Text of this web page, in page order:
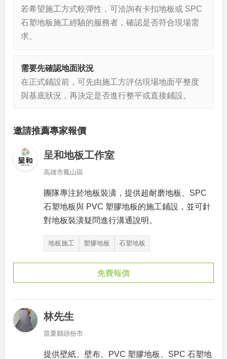
若希望施工方式較彈性，可洽詢有卡扣地板或 SPC
石塑地板施工經驗的服務者，確認是否符合現場需
求。
需要先確認地面狀況
在正式鋪設前，可先由施工方評估現場地面平整度
與基底狀況，再決定是否進行整平或直接鋪設。
邀請推薦專家報價
呈和地板工作室
高雄市鳳山區
團隊專注於地板裝潢，提供超耐磨地板、SPC
石塑地板與 PVC 塑膠地板的施工鋪設，並可針
對地板裝潢疑問進行溝通說明。
地板施工 塑膠地板 石塑地板
免費報價
林先生
苗栗縣頭份市
提供壁紙、壁布、PVC 塑膠地板、SPC 石塑地